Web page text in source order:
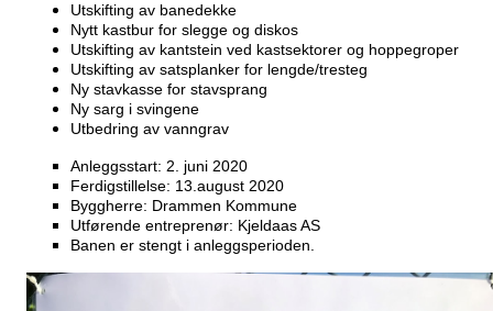
Utskifting av banedekke
Nytt kastbur for slegge og diskos
Utskifting av kantstein ved kastsektorer og hoppegroper
Utskifting av satsplanker for lengde/tresteg
Ny stavkasse for stavsprang
Ny sarg i svingene
Utbedring av vanngrav
Anleggsstart: 2. juni 2020
Ferdigstillelse: 13.august 2020
Byggherre: Drammen Kommune
Utførende entreprenør: Kjeldaas AS
Banen er stengt i anleggsperioden.